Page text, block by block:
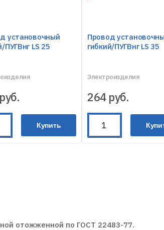
установочный
ПУГВнг LS 25
руб.
Купить
Провод
гибкий/ПУГВнг LS 35
Электроизделия
264 руб.
отожженной по ГОСТ 22483-77.